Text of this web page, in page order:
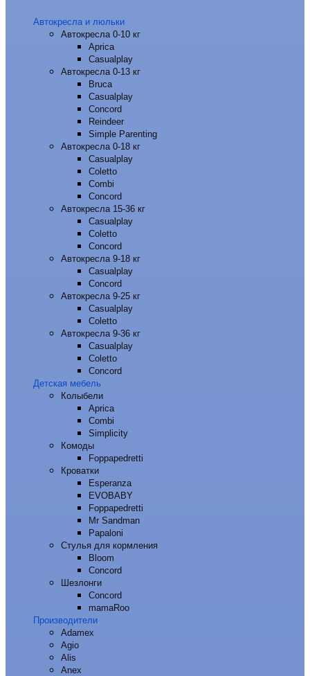
Автокресла и люльки
Автокресла 0-10 кг
Aprica
Casualplay
Автокресла 0-13 кг
Bruca
Casualplay
Concord
Reindeer
Simple Parenting
Автокресла 0-18 кг
Casualplay
Coletto
Combi
Concord
Автокресла 15-36 кг
Casualplay
Coletto
Concord
Автокресла 9-18 кг
Casualplay
Concord
Автокресла 9-25 кг
Casualplay
Coletto
Автокресла 9-36 кг
Casualplay
Coletto
Concord
Детская мебель
Колыбели
Aprica
Combi
Simplicity
Комоды
Foppapedretti
Кроватки
Esperanza
EVOBABY
Foppapedretti
Mr Sandman
Papaloni
Стулья для кормления
Bloom
Concord
Шезлонги
Concord
mamaRoo
Производители
Adamex
Agio
Alis
Anex